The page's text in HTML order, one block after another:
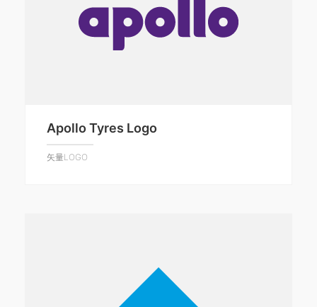
Apollo Tyres Logo
矢量LOGO